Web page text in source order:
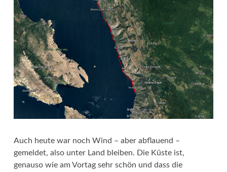
Auch heute war noch Wind – aber abflauend –
gemeldet, also unter Land bleiben. Die Küste ist,
genauso wie am Vortag sehr schön und dass die